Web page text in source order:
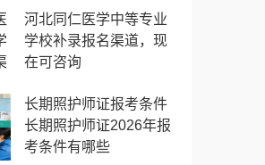
河北同仁医学中等专业
学校补录报名渠道，现
在可咨询
长期照护师证报考条件
长期照护师证2026年报
考条件有哪些